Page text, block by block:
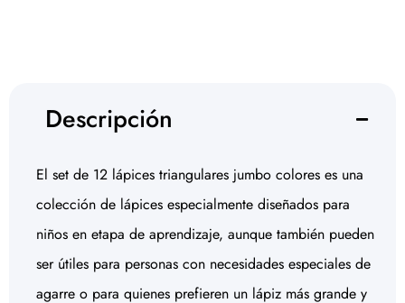
Descripción
El set de 12 lápices triangulares jumbo colores es una
colección de lápices especialmente diseñados para
niños en etapa de aprendizaje, aunque también pueden
ser útiles para personas con necesidades especiales de
agarre o para quienes prefieren un lápiz más grande y